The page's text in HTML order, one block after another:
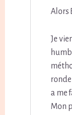
Alors
Je
ronde
a me
Mon